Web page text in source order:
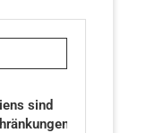
sind